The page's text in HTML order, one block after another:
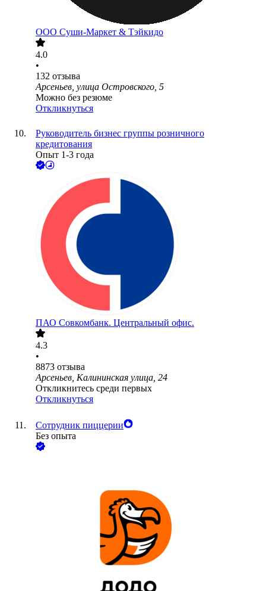
ООО Суши-Маркет & Тэйкидо
4.0
•
132 отзыва
Арсеньев, улица Островского, 5
Можно без резюме
Откликнуться
Руководитель бизнес группы розничного
кредитования
Опыт 1-3 года
ПАО Совкомбанк. Центральный офис.
4.3
•
8873 отзыва
Арсеньев, Калининская улица, 24
Откликнитесь среди первых
Откликнуться
Сотрудник пиццерии
Без опыта